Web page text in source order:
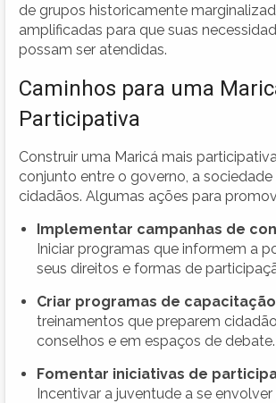
de grupos historicamente
amplificadas para que suas
possam ser atendidas.
Caminhos para uma
Participativa
Construir uma Maricá mais
conjunto entre o governo, a sociedade
cidadãos. Algumas ações para
Implementar campanhas de
Iniciar programas que informem a
seus direitos e formas de
Criar programas de
treinamentos que preparem
conselhos e em espaços de debate.
Fomentar iniciativas de
Incentivar a juventude a se